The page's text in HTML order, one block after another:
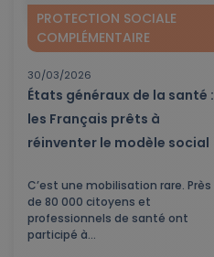
PROTECTION SOCIALE
COMPLÉMENTAIRE
30/03/2026
États généraux de la santé :
les Français prêts à
réinventer le modèle social
C’est une mobilisation rare. Près
de 80 000 citoyens et
professionnels de santé ont
participé à...